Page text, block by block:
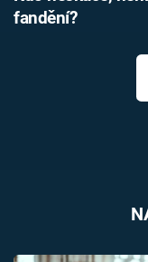
fandění?